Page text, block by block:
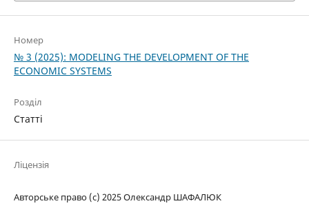
Номер
№ 3 (2025): MODELING THE DEVELOPMENT OF THE
ECONOMIC SYSTEMS
Розділ
Статті
Ліцензія
Авторське право (c) 2025 Олександр ШАФАЛЮК